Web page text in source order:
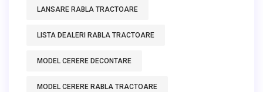
LANSARE RABLA TRACTOARE
LISTA DEALERI RABLA TRACTOARE
MODEL CERERE DECONTARE
MODEL CERERE RABLA TRACTOARE